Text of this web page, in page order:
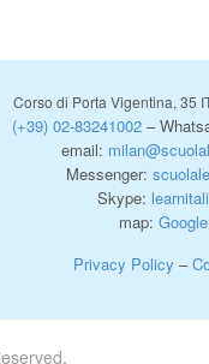
Corso di Porta Vigentina, 35
(+39) 02-83241002–
email:
Messenger:
Skype:
map:
Privacy Policy –